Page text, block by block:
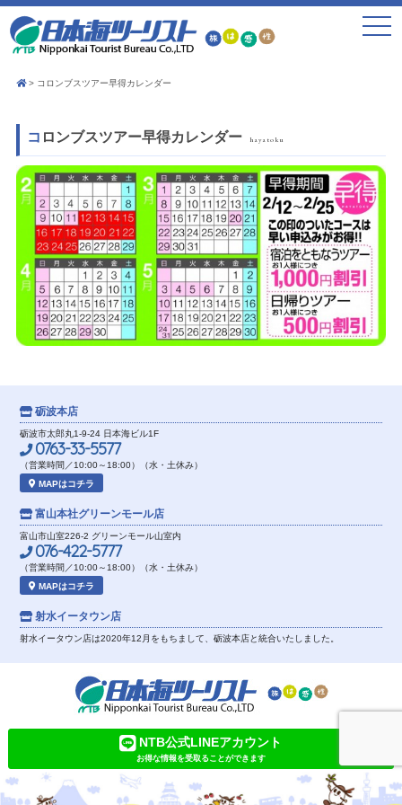
toggle
コロンブスツアー早得カレンダー
コロンブスツアー早得カレンダー hayatoku
砺波本店
砺波市太郎丸1-9-24 日本海ビル1F
0763-33-5577
（営業時間／10:00～18:00）（水・土休み）
MAPはコチラ
富山本社グリーンモール店
富山市山室226-2 グリーンモール山室内
076-422-5777
（営業時間／10:00～18:00）（水・土休み）
MAPはコチラ
射水イータウン店
射水イータウン店は2020年12月をもちまして、砺波本店と統合いたしました。
NTB公式LINEアカウント
お得な情報を受取ることができます